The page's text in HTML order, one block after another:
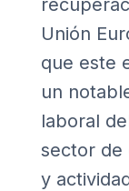
Unión
que este
un
laboral
sector de
y